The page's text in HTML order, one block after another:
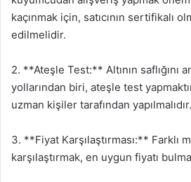
kaçınmak için, satıcının sertifikalı
edilmelidir.
2. **Ateşle Test:** Altının saflığını
yollarından biri, ateşle test
uzman kişiler tarafından yapılmalıdır.
3. **Fiyat Karşılaştırması:** Farklı
karşılaştırmak, en uygun fiyatı